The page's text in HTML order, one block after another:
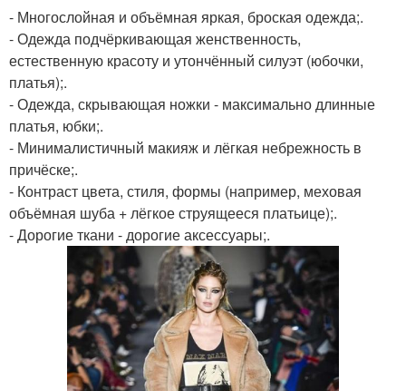
- Многослойная и объёмная яркая, броская одежда;.
- Одежда подчёркивающая женственность,
естественную красоту и утончённый силуэт (юбочки,
платья);.
- Одежда, скрывающая ножки - максимально длинные
платья, юбки;.
- Минималистичный макияж и лёгкая небрежность в
причёске;.
- Контраст цвета, стиля, формы (например, меховая
объёмная шуба + лёгкое струящееся платьице);.
- Дорогие ткани - дорогие аксессуары;.